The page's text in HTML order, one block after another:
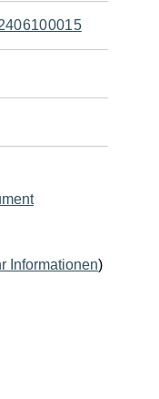
Informationen)